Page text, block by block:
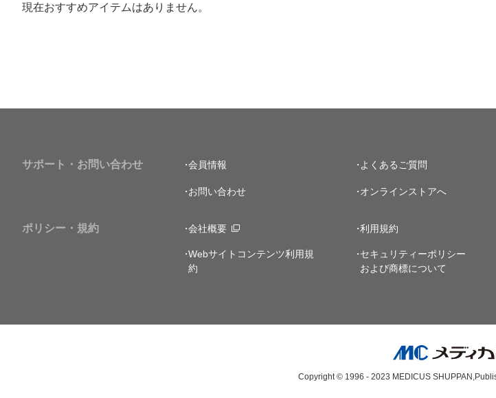
現在おすすめアイテムはありません。
サポート・お問い合わせ 会員情報 よくあるご質問
お問い合わせ オンラインストアへ
ポリシー・規約 会社概要 利用規約
Webサイトコンテンツ利用規
約
セキュリティーポリシー
および商標について
Copyright © 1996 - 2023 MEDICUS